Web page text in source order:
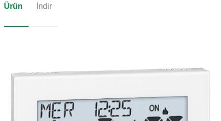
Ürün İndir